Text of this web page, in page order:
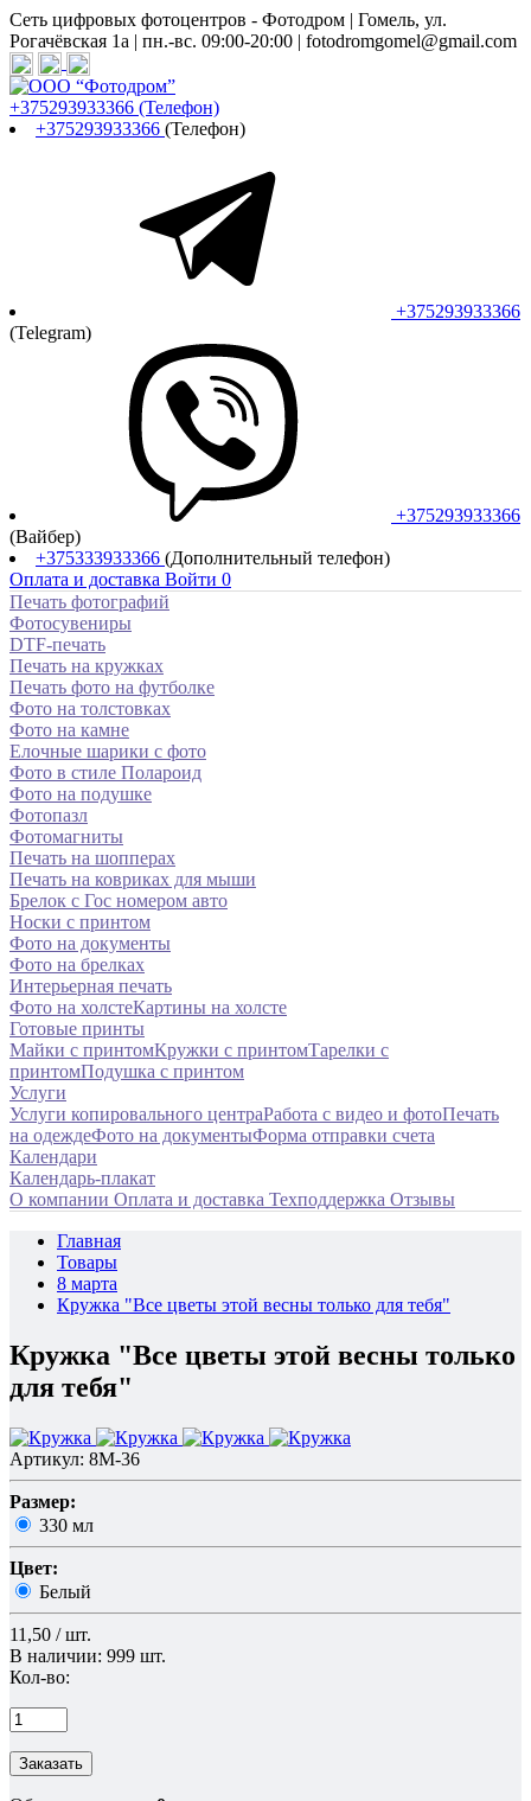
Сеть цифровых фотоцентров - Фотодром | Гомель, ул.
Рогачёвская 1а | пн.-вс. 09:00-20:00 | fotodromgomel@gmail.com
+375293933366 (Телефон)
+375293933366 (Телефон)
+375293933366
(Telegram)
+375293933366
(Вайбер)
+375333933366 (Дополнительный телефон)
Оплата и доставка Войти 0
Печать фотографий
Фотосувениры
DTF-печать
Печать на кружках
Печать фото на футболке
Фото на толстовках
Фото на камне
Елочные шарики с фото
Фото в стиле Полароид
Фото на подушке
Фотопазл
Фотомагниты
Печать на шопперах
Печать на ковриках для мыши
Брелок с Гос номером авто
Носки с принтом
Фото на документы
Фото на брелках
Интерьерная печать
Фото на холстеКартины на холсте
Готовые принты
Майки с принтомКружки с принтомТарелки с
принтомПодушка с принтом
Услуги
Услуги копировального центраРабота с видео и фотоПечать
на одеждеФото на документыФорма отправки счета
Календари
Календарь-плакат
О компании Оплата и доставка Техподдержка Отзывы
Главная
Товары
8 марта
Кружка "Все цветы этой весны только для тебя"
Кружка "Все цветы этой весны только
для тебя"
Артикул: 8M-36
Размер:
330 мл
Цвет:
Белый
11,50 / шт.
В наличии: 999 шт.
Кол-во:
Заказать